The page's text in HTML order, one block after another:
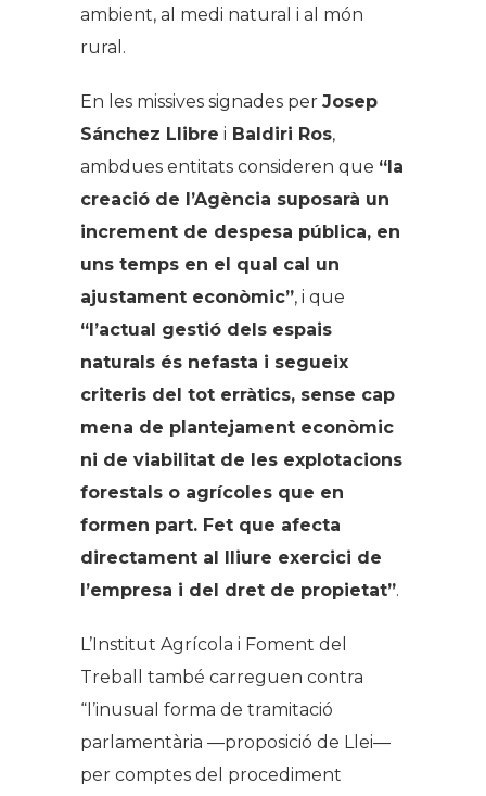
ambient, al medi natural i al món
rural.
En les missives signades per Josep
Sánchez Llibre i Baldiri Ros,
ambdues entitats consideren que “la
creació de l’Agència suposarà un
increment de despesa pública, en
uns temps en el qual cal un
ajustament econòmic”, i que
“l’actual gestió dels espais
naturals és nefasta i segueix
criteris del tot erràtics, sense cap
mena de plantejament econòmic
ni de viabilitat de les explotacions
forestals o agrícoles que en
formen part. Fet que afecta
directament al lliure exercici de
l’empresa i del dret de propietat”.
L’Institut Agrícola i Foment del
Treball també carreguen contra
“l’inusual forma de tramitació
parlamentària ―proposició de Llei―
per comptes del procediment